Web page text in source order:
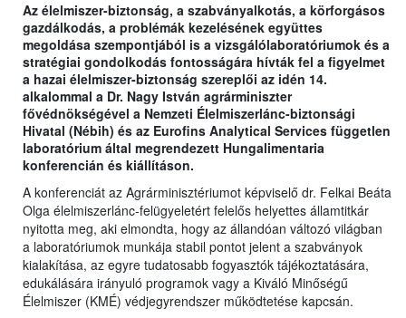
Az élelmiszer-biztonság, a szabványalkotás, a körforgásos
gazdálkodás, a problémák kezelésének együttes
megoldása szempontjából is a vizsgálólaboratóriumok és a
stratégiai gondolkodás fontosságára hívták fel a figyelmet
a hazai élelmiszer-biztonság szereplői az idén 14.
alkalommal a Dr. Nagy István agrárminiszter
fővédnökségével a Nemzeti Élelmiszerlánc-biztonsági
Hivatal (Nébih) és az Eurofins Analytical Services független
laboratórium által megrendezett Hungalimentaria
konferencián és kiállításon.
A konferenciát az Agrárminisztériumot képviselő dr. Felkai Beáta
Olga élelmiszerlánc-felügyeletért felelős helyettes államtitkár
nyitotta meg, aki elmondta, hogy az állandóan változó világban
a laboratóriumok munkája stabil pontot jelent a szabványok
kialakítása, az egyre tudatosabb fogyasztók tájékoztatására,
edukálására irányuló programok vagy a Kiváló Minőségű
Élelmiszer (KMÉ) védjegyrendszer működtetése kapcsán.